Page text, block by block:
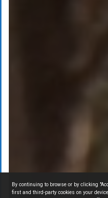
By continuing to browse or by clicking
first and third-party cookies on your